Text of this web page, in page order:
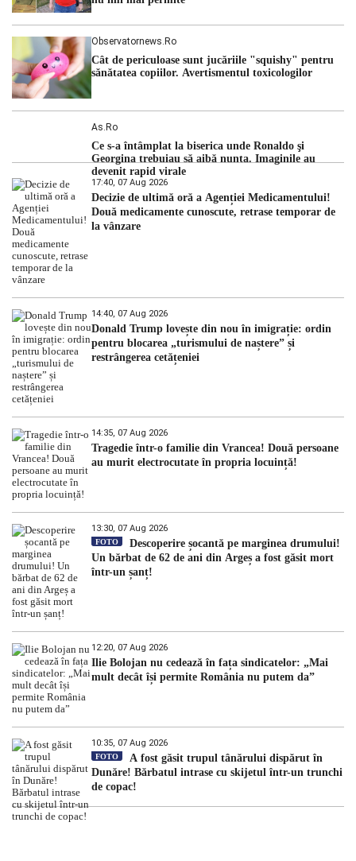
Observatornews.ro
Cât de periculoase sunt jucăriile "squishy" pentru
sănătatea copiilor. Avertismentul toxicologilor
As.ro
Ce s-a întâmplat la biserica unde Ronaldo şi
Georgina trebuiau să aibă nunta. Imaginile au
devenit rapid virale
17:40, 07 Aug 2026
Decizie de ultimă oră a Agenției Medicamentului!
Două medicamente cunoscute, retrase temporar de
la vânzare
14:40, 07 Aug 2026
Donald Trump lovește din nou în imigrație: ordin
pentru blocarea „turismului de naștere” și
restrângerea cetățeniei
14:35, 07 Aug 2026
Tragedie într-o familie din Vrancea! Două persoane
au murit electrocutate în propria locuință!
13:30, 07 Aug 2026
FOTO
Descoperire șocantă pe marginea drumului!
Un bărbat de 62 de ani din Argeș a fost găsit mort
într-un șanț!
12:20, 07 Aug 2026
Ilie Bolojan nu cedează în fața sindicatelor: „Mai
mult decât își permite România nu putem da”
10:35, 07 Aug 2026
FOTO
A fost găsit trupul tânărului dispărut în
Dunăre! Bărbatul intrase cu skijetul într-un trunchi
de copac!